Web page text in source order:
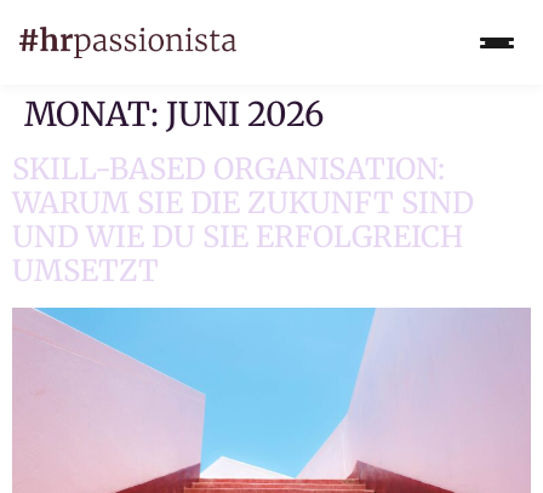
MONAT: JUNI 2026
SKILL-BASED ORGANISATION:
WARUM SIE DIE ZUKUNFT SIND
UND WIE DU SIE ERFOLGREICH
UMSETZT